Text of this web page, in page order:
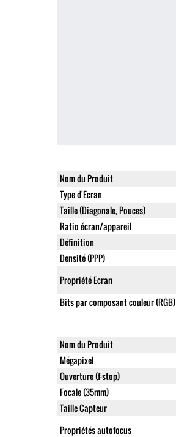
Nom du Produit
Type d'Ecran
Taille (Diagonale, Pouces)
Ratio écran/appareil
Définition
Densité (PPP)
Propriété Ecran
Bits par composant couleur (RGB)
Nom du Produit
Mégapixel
Ouverture (f-stop)
Focale (35mm)
Taille Capteur
Propriétés autofocus